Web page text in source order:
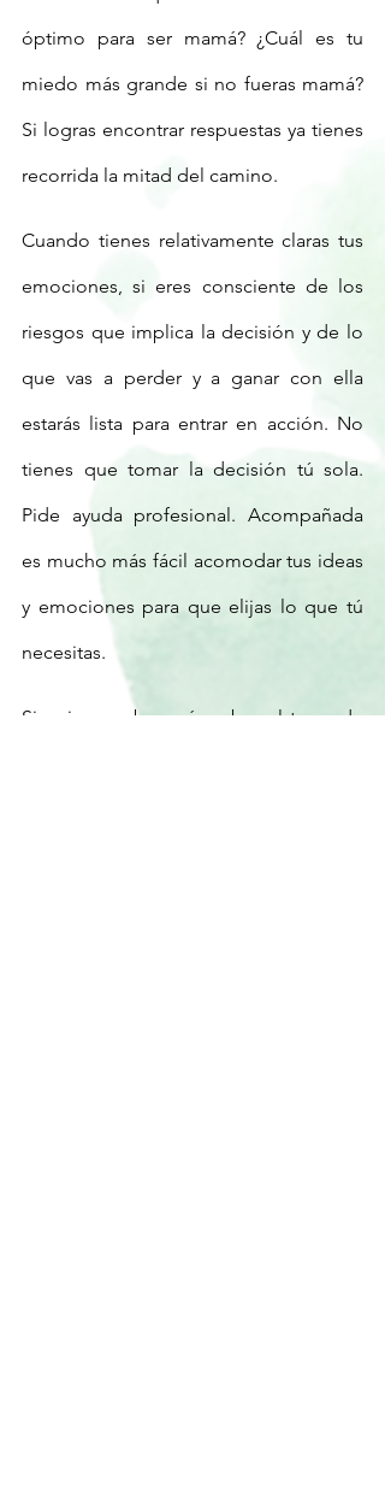
óptimo para ser mamá? ¿Cuál es tu
miedo más grande si no fueras mamá?
Si logras encontrar respuestas ya tienes
recorrida la mitad del camino.
Cuando tienes relativamente claras tus
emociones, si eres consciente de los
riesgos que implica la decisión y de lo
que vas a perder y a ganar con ella
estarás lista para entrar en acción. No
tienes que tomar la decisión tú sola.
Pide ayuda profesional. Acompañada
es mucho más fácil acomodar tus ideas
y emociones para que elijas lo que tú
necesitas.
Si quieres saber más sobre el tema de